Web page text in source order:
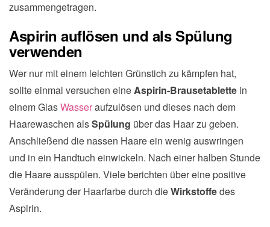
zusammengetragen.
Aspirin auflösen und als Spülung
verwenden
Wer nur mit einem leichten Grünstich zu kämpfen hat,
sollte einmal versuchen eineAspirin-Brausetablette in
einem GlasWasseraufzulösen und dieses nach dem
Haarewaschen alsSpülung über das Haar zu geben.
Anschließend die nassen Haare ein wenig auswringen
und in ein Handtuch einwickeln. Nach einer halben Stunde
die Haare ausspülen. Viele berichten über eine positive
Veränderung der Haarfarbe durch dieWirkstoffedes
Aspirin.